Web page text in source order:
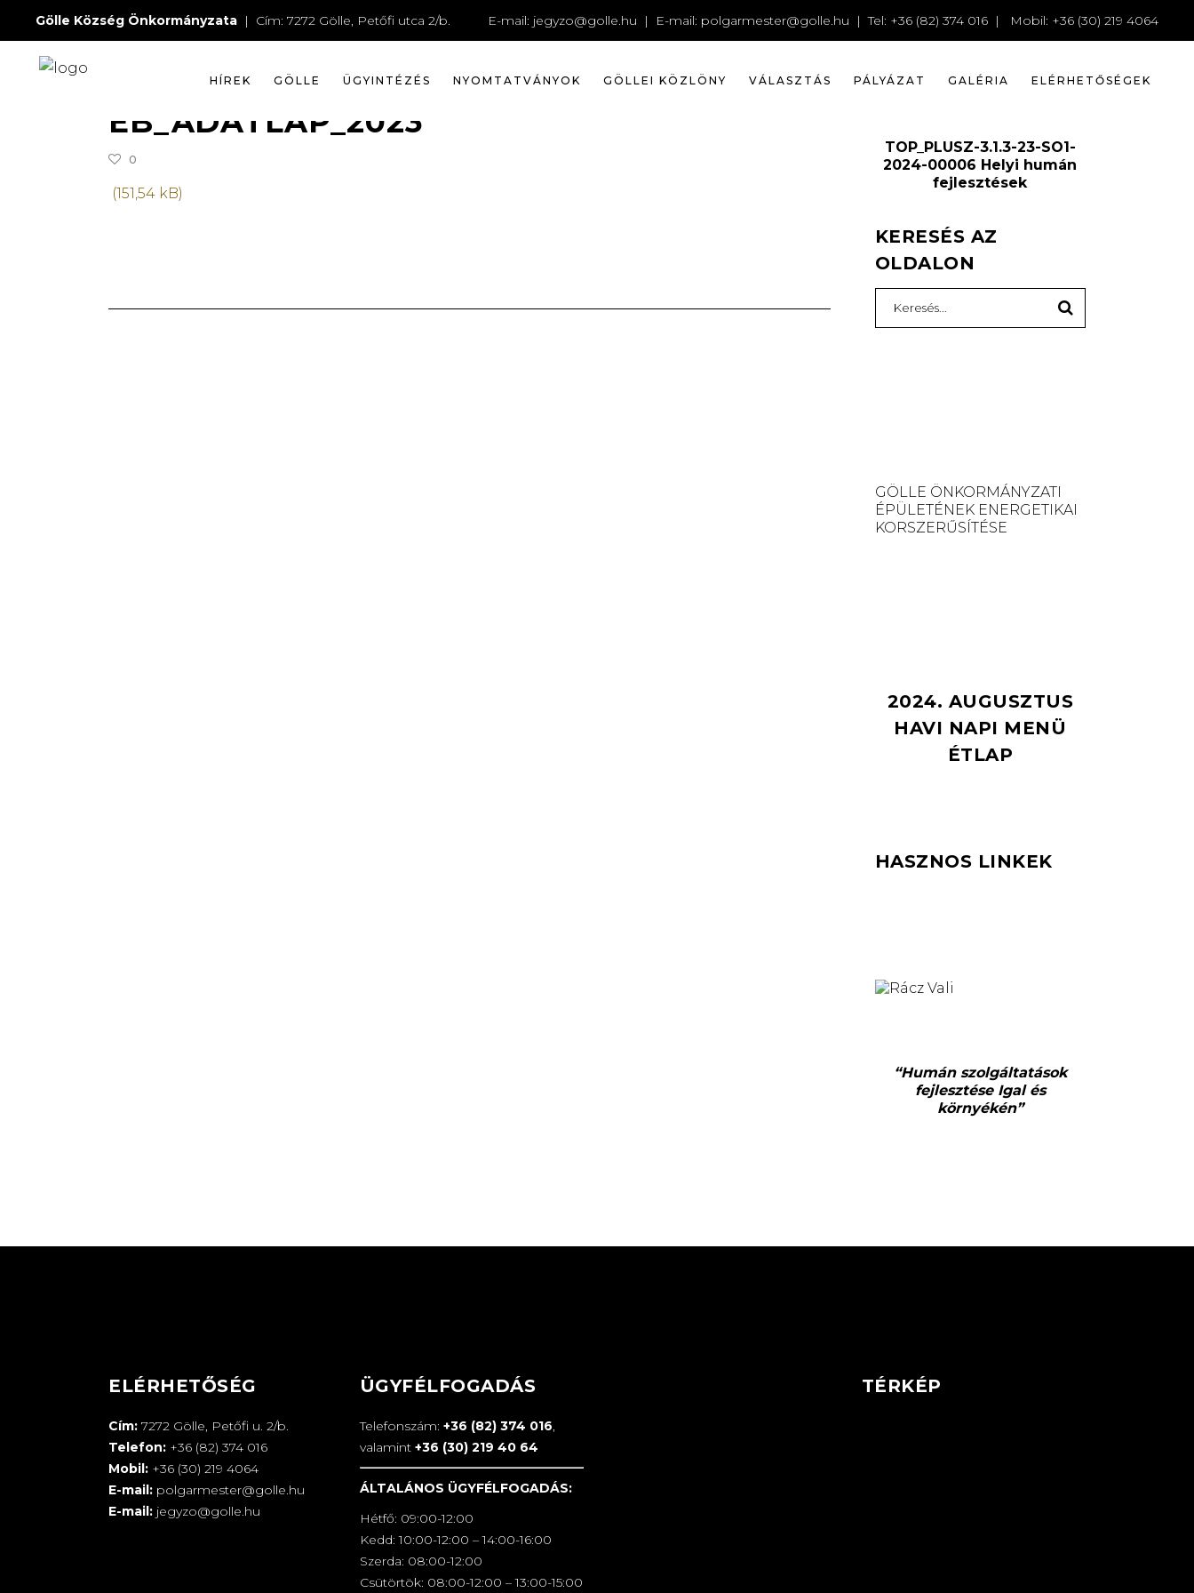
Gölle Község Önkormányzata | Cím: 7272 Gölle, Petőfi utca 2/b. E-mail: jegyzo@golle.hu | E-mail: polgarmester@golle.hu | Tel: +36 (82) 374 016 | Mobil: +36 (30) 219 4064
HÍREK GÖLLE ÜGYINTÉZÉS NYOMTATVÁNYOK GÖLLEI KÖZLÖNY VÁLASZTÁS PÁLYÁZAT GALÉRIA ELÉRHETŐSÉGEK
WEBMESTER
EB_ADATLAP_2023
0
TOP_PLUSZ-3.1.3-23-SO1-
2024-00006 Helyi humán
fejlesztések
KERESÉS AZ
OLDALON
for:
GÖLLE ÖNKORMÁNYZATI
ÉPÜLETÉNEK ENERGETIKAI
KORSZERŰSÍTÉSE
2024. AUGUSZTUS
HAVI NAPI MENÜ
ÉTLAP
HASZNOS LINKEK
“Humán szolgáltatások
fejlesztése Igal és
környékén”
ELÉRHETŐSÉG
Cím: 7272 Gölle, Petőfi u. 2/b.
Telefon: +36 (82) 374 016
Mobil: +36 (30) 219 4064
E-mail: polgarmester@golle.hu
E-mail: jegyzo@golle.hu
ÜGYFÉLFOGADÁS
Telefonszám: +36 (82) 374 016,
valamint +36 (30) 219 40 64
ÁLTALÁNOS ÜGYFÉLFOGADÁS:
Hétfő: 09:00-12:00
Kedd: 10:00-12:00 – 14:00-16:00
Szerda: 08:00-12:00
Csütörtök: 08:00-12:00 – 13:00-15:00
TÉRKÉP